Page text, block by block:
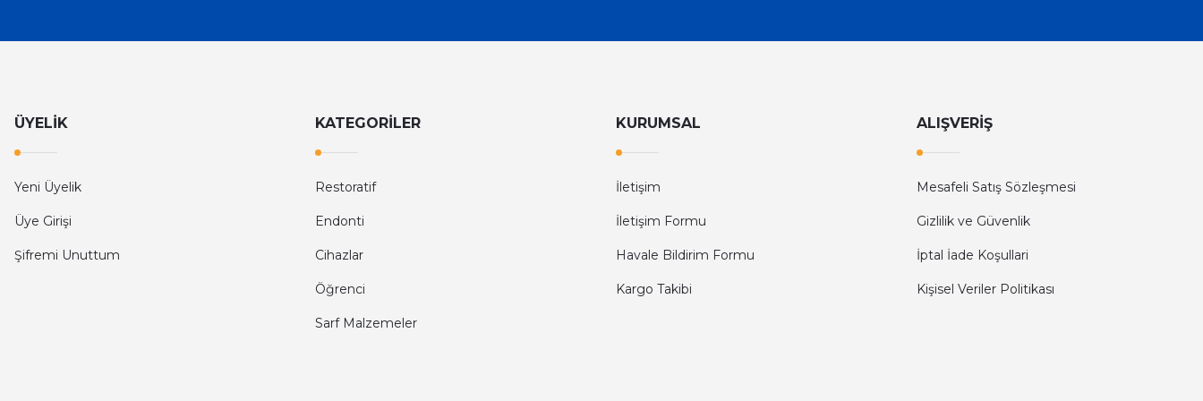
ÜYELİK
Yeni Üyelik
Üye Girişi
Şifremi Unuttum
KATEGORİLER
Restoratif
Endonti
Cihazlar
Öğrenci
Sarf Malzemeler
KURUMSAL
İletişim
İletişim Formu
Havale Bildirim Formu
Kargo Takibi
ALIŞVERİŞ
Mesafeli Satış Sözleşmesi
Gizlilik ve Güvenlik
İptal İade Koşullari
Kişisel Veriler Politikası